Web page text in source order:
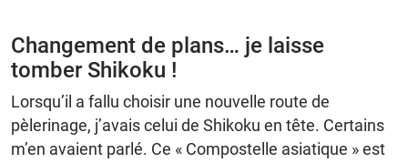
Changement de plans… je laisse
tomber Shikoku !
Lorsqu’il a fallu choisir une nouvelle route de
pèlerinage, j’avais celui de Shikoku en tête. Certains
m’en avaient parlé. Ce « Compostelle asiatique » est